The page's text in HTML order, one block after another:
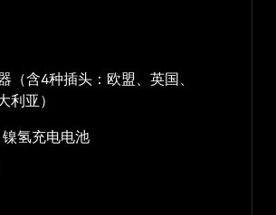
（含4种插头：欧盟、英国、
利亚）
氢充电电池